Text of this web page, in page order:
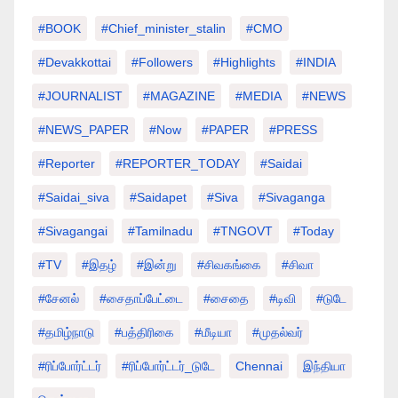
#BOOK #chief_minister_stalin #CMO
#devakkottai #followers #highlights #INDIA
#JOURNALIST #MAGAZINE #MEDIA #NEWS
#NEWS_PAPER #Now #PAPER #PRESS
#Reporter #REPORTER_TODAY #saidai
#saidai_siva #saidapet #Siva #Sivaganga
#sivagangai #tamilnadu #TNGOVT #today
#TV #இதழ் #இன்று #சிவகங்கை #சிவா
#சேனல் #சைதாப்பேட்டை #சைதை #டிவி #டுடே
#தமிழ்நாடு #பத்திரிகை #மீடியா #முதல்வர்
#ரிப்போர்ட்டர் #ரிப்போர்ட்டர்_டுடே Chennai இந்தியா